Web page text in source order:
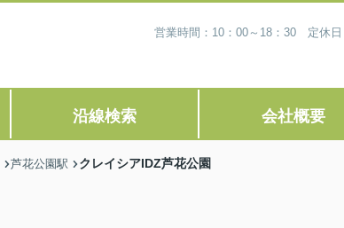
営業時間：10：00～18：30 定休日
沿線検索 会社概要
芦花公園駅 クレイシアIDZ芦花公園